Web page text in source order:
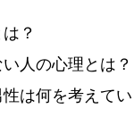
？
人の心理とは？
は何を考えてい